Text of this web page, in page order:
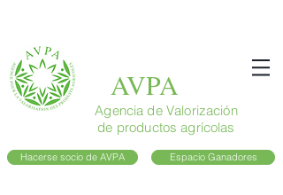
AVPA
Agencia de Valorización
de productos agrícolas
Hacerse socio de AVPA Espacio Ganadores